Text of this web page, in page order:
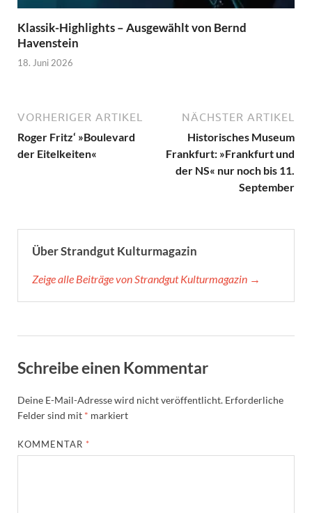
Klassik-Highlights – Ausgewählt von Bernd
Havenstein
18. Juni 2026
VORHERIGER ARTIKEL
Roger Fritz‘ »Boulevard
der Eitelkeiten«
NÄCHSTER ARTIKEL
Historisches Museum
Frankfurt: »Frankfurt und
der NS« nur noch bis 11.
September
Über Strandgut Kulturmagazin
Zeige alle Beiträge von Strandgut Kulturmagazin →
Schreibe einen Kommentar
Deine E-Mail-Adresse wird nicht veröffentlicht. Erforderliche
Felder sind mit * markiert
KOMMENTAR *